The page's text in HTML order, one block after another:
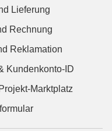
Lieferung
Rechnung
Reklamation
Kundenkonto-ID
Marktplatz